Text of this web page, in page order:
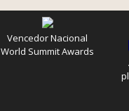
Vencedor Nacional
World Summit Awards